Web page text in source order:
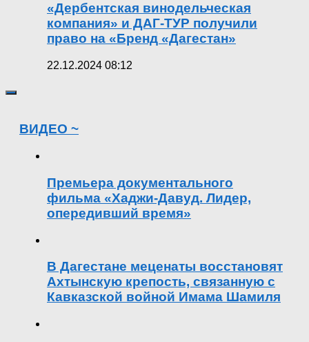
«Дербентская винодельческая
компания» и ДАГ-ТУР получили
право на «Бренд «Дагестан»
22.12.2024 08:12
ВИДЕО ~
Премьера документального
фильма «Хаджи-Давуд. Лидер,
опередивший время»
В Дагестане меценаты восстановят
Ахтынскую крепость, связанную с
Кавказской войной Имама Шамиля